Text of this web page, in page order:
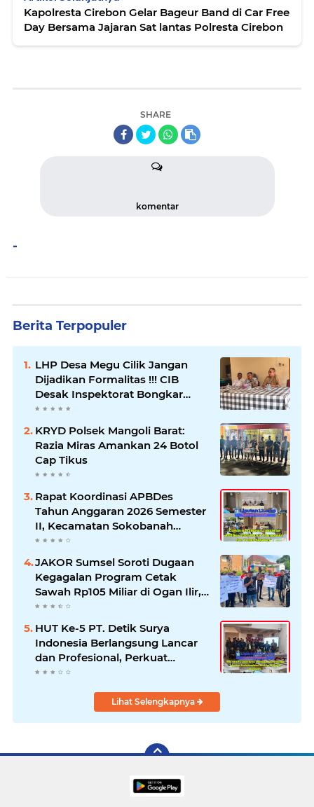
Kapolresta Cirebon Gelar Bageur Band di Car Free
Day Bersama Jajaran Sat lantas Polresta Cirebon
SHARE
komentar
-
Berita Terpopuler
LHP Desa Megu Cilik Jangan
Dijadikan Formalitas !!! CIB
Desak Inspektorat Bongkar
Seluruh Fakta dan Hentikan
Dugaan Permainan Oknum
KRYD Polsek Mangoli Barat:
Razia Miras Amankan 24 Botol
Cap Tikus
Rapat Koordinasi APBDes
Tahun Anggaran 2026 Semester
II, Kecamatan Sokobanah
Libatkan 12 Desa
JAKOR Sumsel Soroti Dugaan
Kegagalan Program Cetak
Sawah Rp105 Miliar di Ogan Ilir,
Desak Kadis Pertanian Mundur
HUT Ke-5 PT. Detik Surya
Indonesia Berlangsung Lancar
dan Profesional, Perkuat
Kompetensi Wartawan
Lihat Selengkapnya